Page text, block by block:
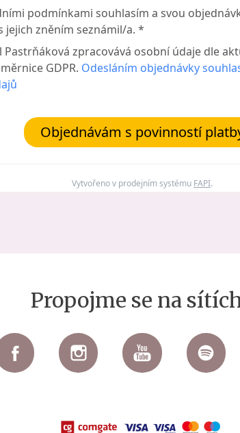
podmínkami souhlasím a svou
jejich zněním seznámil/a. *
Pastrňáková zpracovává osobní údaje dle
GDPR. Odesláním objednávky
Objednávám s povinností
Vytvořeno v prodejním systému FAPI.
Propojme se na